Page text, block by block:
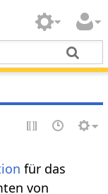
für das
von